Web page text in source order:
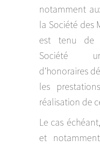
notamment
la Société des
est tenu de
Société
d’honoraires
les
réalisation de
Le cas
et